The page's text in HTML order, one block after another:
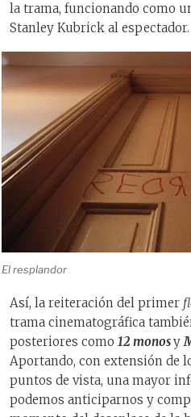
la trama, funcionando como
Stanley Kubrick al espectador.
El resplandor
Así, la reiteración del primer
trama cinematográfica
posteriores como 12 monosy
Aportando, con extensión de
puntos de vista, una mayor
podemos anticiparnos y